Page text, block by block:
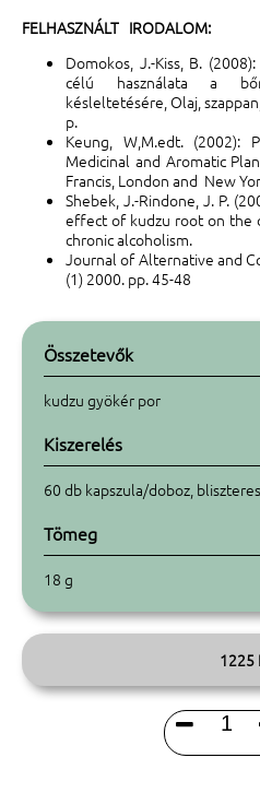
FELHASZNÁLT IRODALOM:
Domokos, J.-Kiss, B.
célú használata a
késleltetésére, Olaj,
p.
Keung, W,M.edt. (2002):
Medicinal and Aromatic
Francis, London and New
Shebek, J.-Rindone, J. P.
effect of kudzu root on the
chronic alcoholism.
Journal of Alternative and
(1) 2000. pp. 45-48
Összetevők
kudzu gyökér por
Kiszerelés
60 db kapszula/doboz,
Tömeg
18 g
1225
